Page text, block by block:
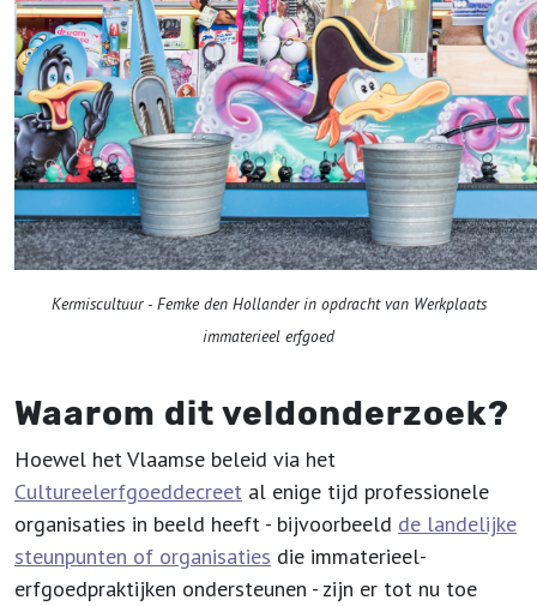
Kermiscultuur - Femke den Hollander in opdracht van Werkplaats
immaterieel erfgoed
Waarom dit veldonderzoek?
Hoewel het Vlaamse beleid via het
Cultureelerfgoeddecreet al enige tijd professionele
organisaties in beeld heeft - bijvoorbeeld de landelijke
steunpunten of organisaties die immaterieel-
erfgoedpraktijken ondersteunen - zijn er tot nu toe